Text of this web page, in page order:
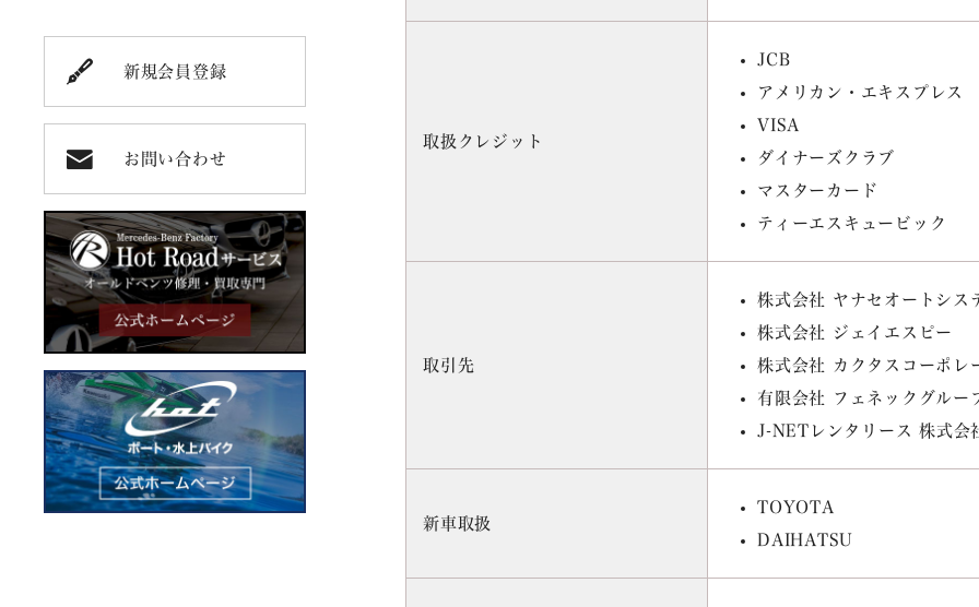
新規会員登録
お問い合わせ
取扱クレジット
JCB
アメリカン・エキスプレス
VISA
ダイナーズクラブ
マスターカード
ティーエスキュービック
取引先
株式会社 ヤナセオートシ
株式会社 ジェイエスピー
株式会社
カクタスコーポレ
有限会社 フェネックグルー
J-NETレンタリース 株式会
新車取扱
TOYOTA
DAIHATSU